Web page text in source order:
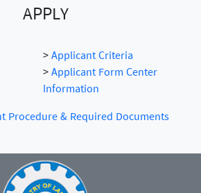
APPLY
>Applicant Criteria
>Applicant Form Center
Information
Procedure & Required Documents